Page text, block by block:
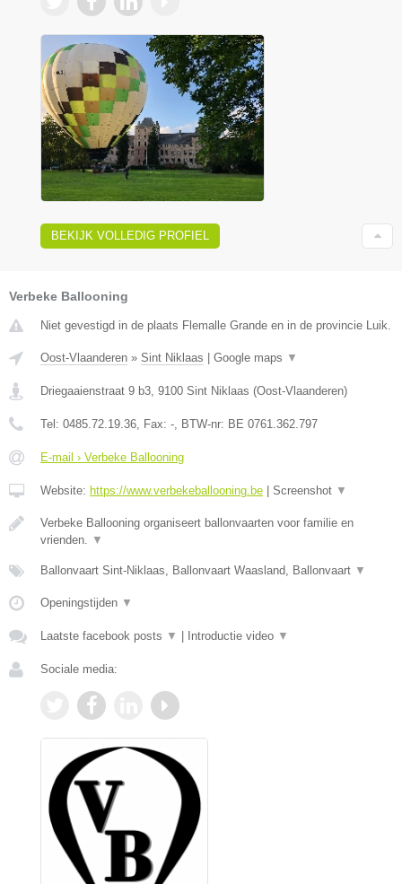
BEKIJK VOLLEDIG PROFIEL
Verbeke Ballooning
Niet gevestigd in de plaats Flemalle Grande en in de provincie Luik.
Oost-Vlaanderen » Sint Niklaas Google maps ▼
Driegaaienstraat 9 b3, 9100 Sint Niklaas (Oost-Vlaanderen)
Tel: 0485.72.19.36, Fax: -, BTW-nr: BE 0761.362.797
E-mail › Verbeke Ballooning
Website: https://www.verbekeballooning.be Screenshot ▼
Verbeke Ballooning organiseert ballonvaarten voor familie en
vrienden. ▼
Ballonvaart Sint-Niklaas, Ballonvaart Waasland, Ballonvaart ▼
Openingstijden ▼
Laatste facebook posts ▼ Introductie video ▼
Sociale media: